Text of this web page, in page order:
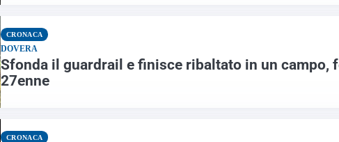
CRONACA
DOVERA
Sfonda il guardrail e finisce ribaltato in un campo,
27enne
CRONACA